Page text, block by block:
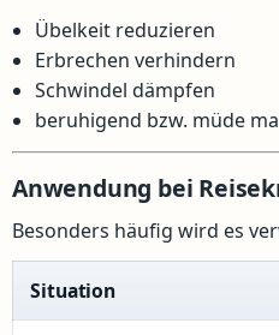
Übelkeit reduzieren
Erbrechen verhindern
Schwindel dämpfen
beruhigend bzw. müde
Anwendung bei
Besonders häufig wird es
Situation